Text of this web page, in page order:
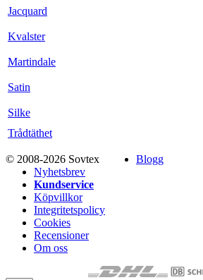
Jacquard
Kvalster
Martindale
Satin
Silke
Trådtäthet
© 2008-2026 Sovtex
Blogg
Nyhetsbrev
Kundservice
Köpvillkor
Integritetspolicy
Cookies
Recensioner
Om oss